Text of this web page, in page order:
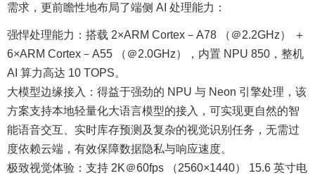
需求，更前瞻性地布局了端侧 AI 处理能力：
强悍处理能力：搭载 2×ARM Cortex－A78 （＠2.2GHz） ＋
6×ARM Cortex－A55 （＠2.0GHz），内置 NPU 850，整机
AI 算力高达 10 TOPS。
大模型边缘接入：得益于强劲的 NPU 与 Neon 引擎处理，该
方案支持本地轻量化大语言模型的接入，可实现更自然的智
能语音交互、实时库存预测及复杂的视觉识别任务，无需过
度依赖云端，有效保障数据隐私与响应速度。
极致视觉体验：支持 2K＠60fps （2560×1440） 15.6 英寸电